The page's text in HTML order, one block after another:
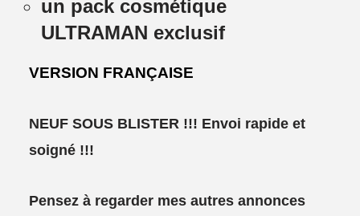
un pack cosmétique
ULTRAMAN exclusif
VERSION FRANÇAISE
NEUF SOUS BLISTER !!! Envoi rapide et
soigné !!!
Pensez à regarder mes autres annonces